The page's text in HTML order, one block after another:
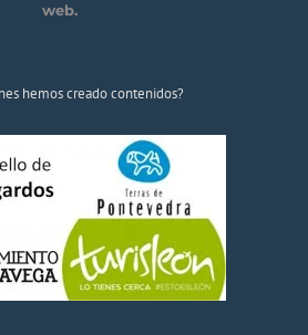
web.
hemos creado contenidos?